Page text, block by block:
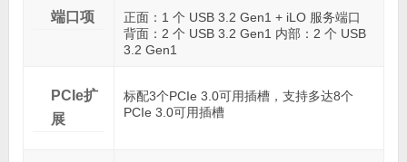
端口项
正面：1 个 USB 3.2 Gen1 + iLO 服务端口
背面：2 个 USB 3.2 Gen1 内部：2 个 USB
3.2 Gen1
PCIe扩
展
标配3个PCIe 3.0可用插槽，支持多达8个
PCIe 3.0可用插槽